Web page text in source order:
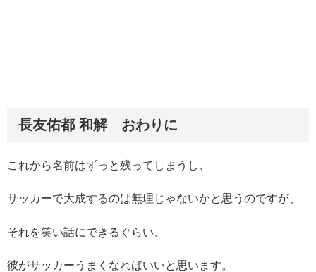
長友佑都 和解 おわりに
これから名前はずっと残ってしまうし、
サッカーで大成するのは無理じゃないかと思うのですが、
それを笑い話にできるぐらい、
彼がサッカーうまくなればいいと思います。